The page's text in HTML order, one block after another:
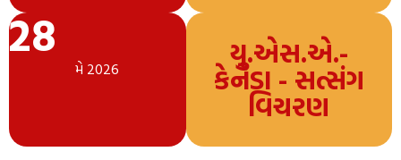
28
મે 2026 યુ.એસ.એ.-
કેનેડા - સત્સંગ
વિચરણ